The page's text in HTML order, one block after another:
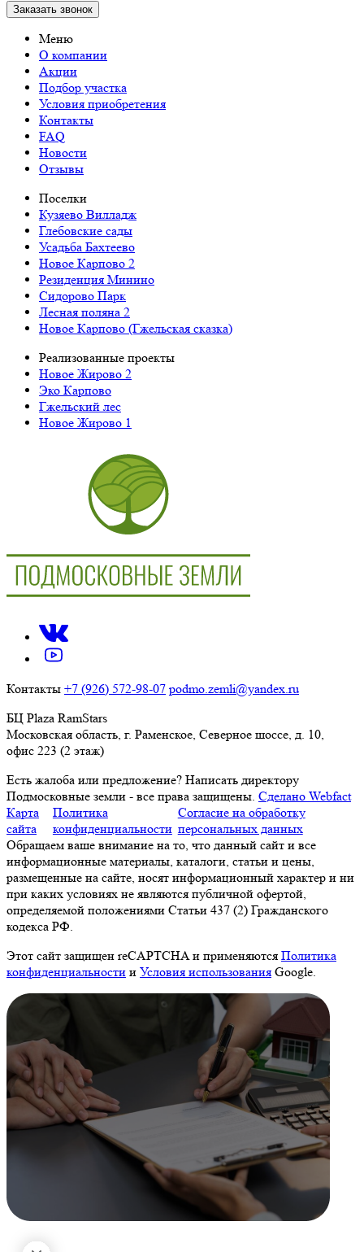
Заказать звонок
Меню
О компании
Акции
Подбор участка
Условия приобретения
Контакты
FAQ
Новости
Отзывы
Поселки
Кузяево Вилладж
Глебовские сады
Усадьба Бахтеево
Новое Карпово 2
Резиденция Минино
Сидорово Парк
Лесная поляна 2
Новое Карпово (Гжельская сказка)
Реализованные проекты
Новое Жирово 2
Эко Карпово
Гжельский лес
Новое Жирово 1
Контакты +7 (926) 572-98-07 podmo.zemli@yandex.ru
БЦ Plaza RamStars
Московская область, г. Раменское, Северное шоссе, д. 10,
офис 223 (2 этаж)
Есть жалоба или предложение? Написать директору
Подмосковные земли - все права защищены. Сделано Webfact
Карта
сайта
Политика
конфиденциальности
Согласие на обработку
персональных данных
Обращаем ваше внимание на то, что данный сайт и все
информационные материалы, каталоги, статьи и цены,
размещенные на сайте, носят информационный характер и ни
при каких условиях не являются публичной офертой,
определяемой положениями Статьи 437 (2) Гражданского
кодекса РФ.
Этот сайт защищен reCAPTCHA и применяются Политика
конфиденциальности и Условия использования Google.